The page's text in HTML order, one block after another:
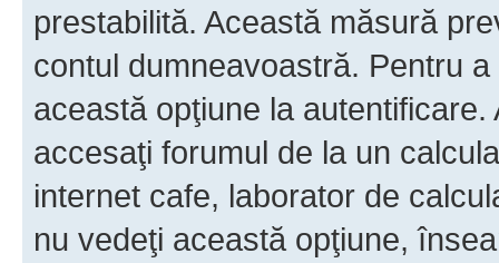
prestabilită. Această măsură
contul dumneavoastră. Pentru
această opţiune la
accesaţi forumul de la un
internet cafe, laborator de
nu vedeţi această opţiune,